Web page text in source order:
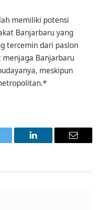
memiliki potensi
Banjarbaru yang
tercemin dari paslon
Banjarbaru
meskipun
LinkedIn Email